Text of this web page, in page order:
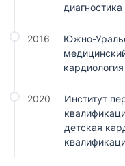
2016
Южно-
2020
Институт
детская